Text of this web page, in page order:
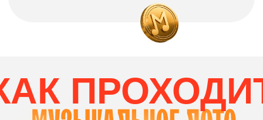
Вам нужно выбрать столик
ВЫБОР